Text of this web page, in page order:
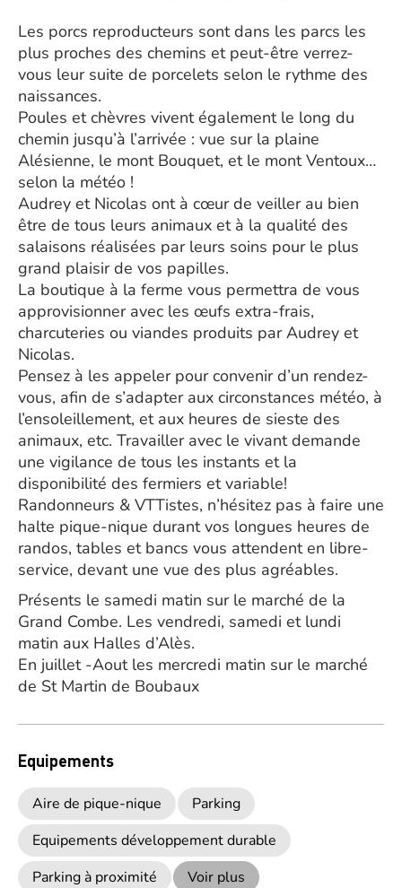
Les porcs reproducteurs sont dans les parcs les
plus proches des chemins et peut-être verrez-
vous leur suite de porcelets selon le rythme des
naissances.
Poules et chèvres vivent également le long du
chemin jusqu’à l’arrivée : vue sur la plaine
Alésienne, le mont Bouquet, et le mont Ventoux…
selon la météo !
Audrey et Nicolas ont à cœur de veiller au bien
être de tous leurs animaux et à la qualité des
salaisons réalisées par leurs soins pour le plus
grand plaisir de vos papilles.
La boutique à la ferme vous permettra de vous
approvisionner avec les œufs extra-frais,
charcuteries ou viandes produits par Audrey et
Nicolas.
Pensez à les appeler pour convenir d’un rendez-
vous, afin de s’adapter aux circonstances météo, à
l’ensoleillement, et aux heures de sieste des
animaux, etc. Travailler avec le vivant demande
une vigilance de tous les instants et la
disponibilité des fermiers et variable!
Randonneurs & VTTistes, n’hésitez pas à faire une
halte pique-nique durant vos longues heures de
randos, tables et bancs vous attendent en libre-
service, devant une vue des plus agréables.
Présents le samedi matin sur le marché de la
Grand Combe. Les vendredi, samedi et lundi
matin aux Halles d’Alès.
En juillet -Aout les mercredi matin sur le marché
de St Martin de Boubaux
Equipements
Aire de pique-nique
Parking
Equipements développement durable
Parking à proximité
Voir plus